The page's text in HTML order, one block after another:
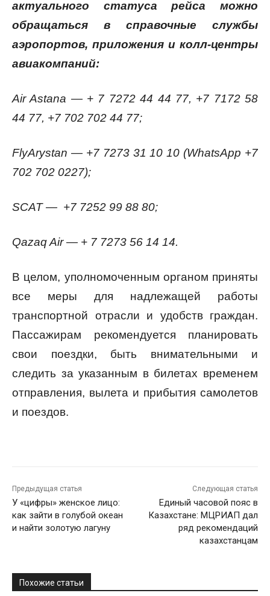
актуального статуса рейса можно
обращаться в справочные службы
аэропортов, приложения и колл-центры
авиакомпаний:
Air Astana — + 7 7272 44 44 77, +7 7172 58
44 77, +7 702 702 44 77;
FlyArystan — +7 7273 31 10 10 (WhatsApp +7
702 702 0227);
SCAT — +7 7252 99 88 80;
Qazaq Air — + 7 7273 56 14 14.
В целом, уполномоченным органом приняты
все меры для надлежащей работы
транспортной отрасли и удобств граждан.
Пассажирам рекомендуется планировать
свои поездки, быть внимательными и
следить за указанным в билетах временем
отправления, вылета и прибытия самолетов
и поездов.
Предыдущая статья
У «цифры» женское лицо:
как зайти в голубой океан
и найти золотую лагуну
Следующая статья
Единый часовой пояс в
Казахстане: МЦРИАП дал
ряд рекомендаций
казахстанцам
Похожие статьи